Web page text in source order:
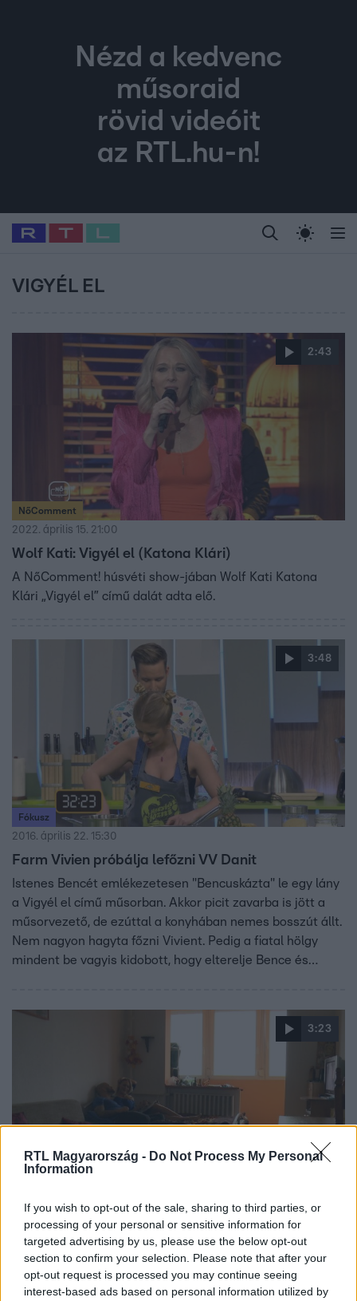
RTL Magyarország - Do Not Process My Personal
Information
If you wish to opt-out of the sale, sharing to third parties, or
processing of your personal or sensitive information for
targeted advertising by us, please use the below opt-out
section to confirm your selection. Please note that after your
opt-out request is processed you may continue seeing
interest-based ads based on personal information utilized by
Nézd a kedvenc
műsoraid
rövid videóit
az RTL.hu-n!
Legfrissebb RTL Híradó Randi Celeb vagyok,
Babits Marcella Most Wanted Gallusz
VIGYÉL EL
2:43
NőComment
2022. április 15. 21:00
Wolf Kati: Vigyél el (Katona Klári)
A NőComment! húsvéti show-jában Wolf Kati Katona
Klári „Vigyél el” című dalát adta elő.
3:48
Fókusz
2016. április 22. 15:30
Farm Vivien próbálja lefőzni VV Danit
Istenes Bencét emlékezetesen "Bencuskázta" le egy lány
a Vigyél el című műsorban. Akkor picit zavarba is jött a
műsorvezető, de ezúttal a konyhában nemes bosszút állt.
Nem nagyon hagyta főzni Vivient. Pedig a fiatal hölgy
mindent be vagyis kidobott, hogy elterelje Bence és
3:23
2015. október 12. 15:52
Újabb szerelem a Vigyél el!-nek köszönhetően
A párkereső televíziós showműsorok általában
meghozzák a szerelmet addig, amíg tart az adás, de
ritkán fordul elő, hogy azok, akik egymásra találtak,